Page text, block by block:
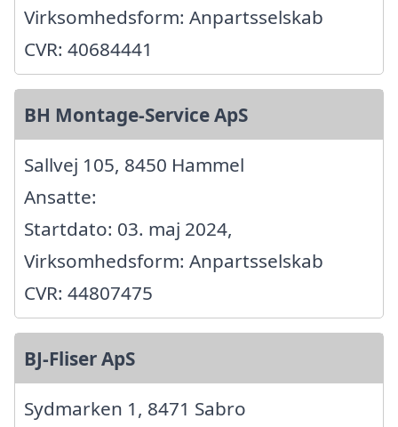
Virksomhedsform: Anpartsselskab
CVR: 40684441
BH Montage-Service ApS
Sallvej 105, 8450 Hammel
Ansatte:
Startdato: 03. maj 2024,
Virksomhedsform: Anpartsselskab
CVR: 44807475
BJ-Fliser ApS
Sydmarken 1, 8471 Sabro